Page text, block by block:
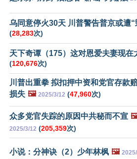
乌同意停火30天 川普警告普京或遭
(28,283次)
天下奇谭（175）这对恩爱夫妻现在
(120,676次)
川普出重拳 拟扣押中资和党官存款
损失 🖼️ 2025/3/12 (47,960次)
众多党官失踪的原因中共秘而不宣
2025/3/12 (205,359次)
小说：分神诀（2）少年林枫 🖼️